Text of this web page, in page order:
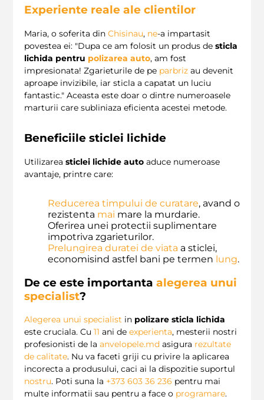
Experiente reale ale clientilor
Maria, o soferita din Chisinau, ne-a impartasit
povestea ei: "Dupa ce am folosit un produs de sticla
lichida pentru polizarea auto, am fost
impresionata! Zgarieturile de pe parbriz au devenit
aproape invizibile, iar sticla a capatat un luciu
fantastic." Aceasta este doar o dintre numeroasele
marturii care subliniaza eficienta acestei metode.
Beneficiile sticlei lichide
Utilizarea sticlei lichide auto aduce numeroase
avantaje, printre care:
Reducerea timpului de curatare, avand o
rezistenta mai mare la murdarie.
Oferirea unei protectii suplimentare
impotriva zgarieturilor.
Prelungirea duratei de viata a sticlei,
economisind astfel bani pe termen lung.
De ce este importanta alegerea unui
specialist?
Alegerea unui specialist in polizare sticla lichida
este cruciala. Cu 11 ani de experienta, mesterii nostri
profesionisti de la anvelopele.md asigura rezultate
de calitate. Nu va faceti griji cu privire la aplicarea
incorecta a produsului, caci ai la dispozitie suportul
nostru. Poti suna la +373 603 36 236 pentru mai
multe informatii sau pentru a face o programare.